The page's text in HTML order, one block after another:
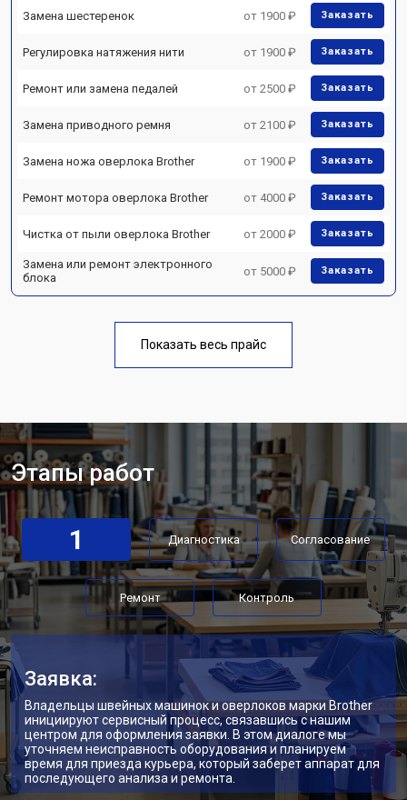
Замена шестеренок от 1900 ₽ Заказать
Регулировка натяжения нити от 1900 ₽ Заказать
Ремонт или замена педалей от 2500 ₽ Заказать
Замена приводного ремня от 2100 ₽ Заказать
Замена ножа оверлока Brother от 1900 ₽ Заказать
Ремонт мотора оверлока Brother от 4000 ₽ Заказать
Чистка от пыли оверлока Brother от 2000 ₽ Заказать
Замена или ремонт электронного
блока
от 5000 ₽ Заказать
Показать весь прайс
Этапы работ
1 Диагностика Согласование
Ремонт Контроль
Заявка:
Владельцы швейных машинок и оверлоков марки Brother
инициируют сервисный процесс, связавшись с нашим
центром для оформления заявки. В этом диалоге мы
уточняем неисправность оборудования и планируем
время для приезда курьера, который заберет аппарат для
последующего анализа и ремонта.